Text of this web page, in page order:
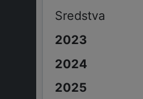
Sredstva